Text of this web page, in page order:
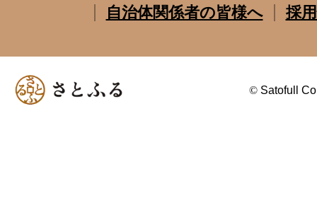
自治体関係者の皆様へ
採
© Satofull